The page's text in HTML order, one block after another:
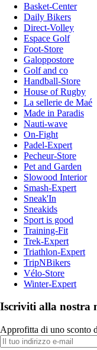
Basket-Center
Daily Bikers
Direct-Volley
Espace Golf
Foot-Store
Galoppostore
Golf and co
Handball-Store
House of Rugby
La sellerie de Maé
Made in Paradis
Nauti-wave
On-Fight
Padel-Expert
Pecheur-Store
Pet and Garden
Slowood Interior
Smash-Expert
Sneak'In
Sneakids
Sport is good
Training-Fit
Trek-Expert
Triathlon-Expert
TripNBikers
Vélo-Store
Winter-Expert
Iscriviti alla nostra
Approfitta di uno sconto